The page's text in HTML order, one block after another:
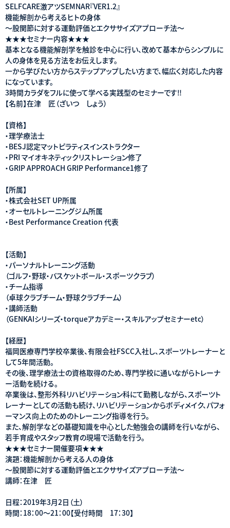
SELFCARE激アツSEMNAR『VER1.2』
機能解剖から考えるヒトの身体
〜股関節に対する運動評価とエクササイズアプローチ法〜
★★★セミナー内容★★★
基本となる機能解剖学を触診を中心に行い、改めて基本からシンプルに
人の身体を見る方法をお伝えします。
一から学びたい方からステップアップしたい方まで、幅広く対応した内容
になっています。
3時間カラダをフルに使って学べる実践型のセミナーです‼️
【名前】在津 匠（ざいつ しょう）
【資格】
・理学療法士
・BESJ認定マットピラティスインストラクター
・PRI マイオキネティックリストレーション修了
・GRIP APPROACH GRIP Performance1修了
【所属】
・株式会社SET UP所属
・オーセルトレーニングジム所属
・Best Performance Creation 代表
【活動】
・パーソナルトレーニング活動
（ゴルフ・野球・バスケットボール・スポーツクラブ）
・チーム指導
（卓球クラブチーム・野球クラブチーム）
・講師活動
（GENKAIシリーズ・torqueアカデミー・スキルアップセミナーetc）
【経歴】
福岡医療専門学校卒業後、有限会社FSCC入社し、スポーツトレーナーと
して5年間活動。
その後、理学療法士の資格取得のため、専門学校に通いながらトレーナ
ー活動を続ける。
卒業後は、整形外科リハビリテーション科にて勤務しながら、スポーツト
レーナーとしての活動も続け、リハビリテーションからボディメイク、パフォ
ーマンス向上のためのトレーニング指導を行う。
また、解剖学などの基礎知識を中心とした勉強会の講師を行いながら、
若手育成やスタッフ教育の現場で活動を行う。
★★★セミナー開催要項★★★
演題：機能解剖から考える人の身体
〜股関節に対する運動評価とエクササイズアプローチ法〜
講師：在津 匠
日程：2019年3月2日（土）
時間：18：00～21：00【受付時間 17：30】